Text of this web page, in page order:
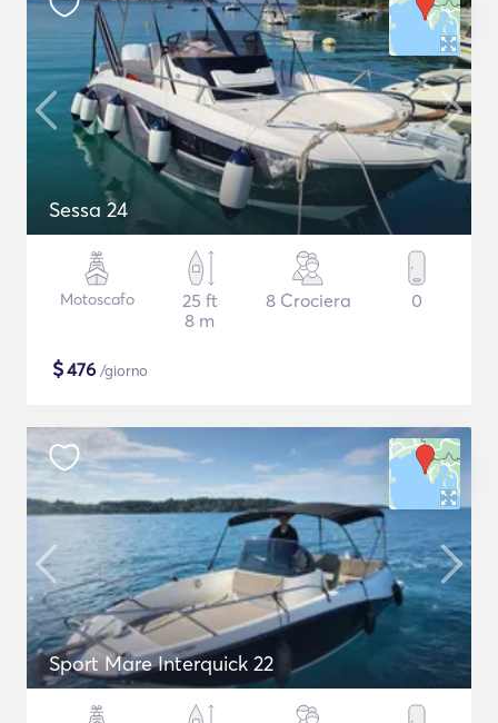
Sessa 24
Motoscafo
25 ft
8 m
8 Crociera 0
$476 /giorno
Sport Mare Interquick 22